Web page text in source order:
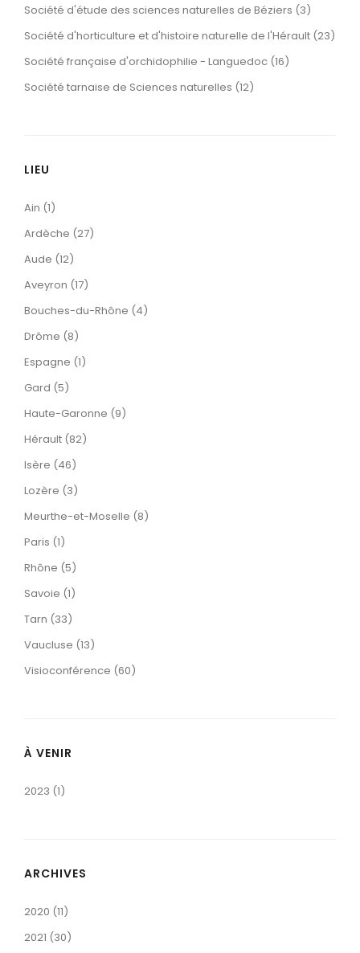
Société d'étude des sciences naturelles de Béziers (3)
Société d'horticulture et d'histoire naturelle de l'Hérault (23)
Société française d'orchidophilie - Languedoc (16)
Société tarnaise de Sciences naturelles (12)
LIEU
Ain (1)
Ardèche (27)
Aude (12)
Aveyron (17)
Bouches-du-Rhône (4)
Drôme (8)
Espagne (1)
Gard (5)
Haute-Garonne (9)
Hérault (82)
Isère (46)
Lozère (3)
Meurthe-et-Moselle (8)
Paris (1)
Rhône (5)
Savoie (1)
Tarn (33)
Vaucluse (13)
Visioconférence (60)
À VENIR
2023 (1)
ARCHIVES
2020 (11)
2021 (30)